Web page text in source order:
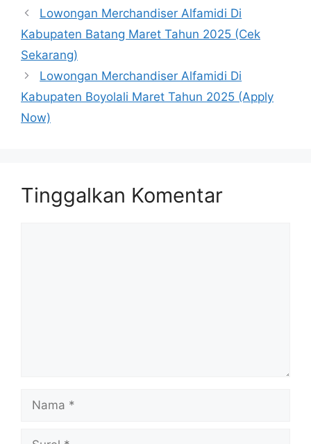
Lowongan Merchandiser Alfamidi Di
Kabupaten Batang Maret Tahun 2025 (Cek
Sekarang)
Lowongan Merchandiser Alfamidi Di
Kabupaten Boyolali Maret Tahun 2025 (Apply
Now)
Tinggalkan Komentar